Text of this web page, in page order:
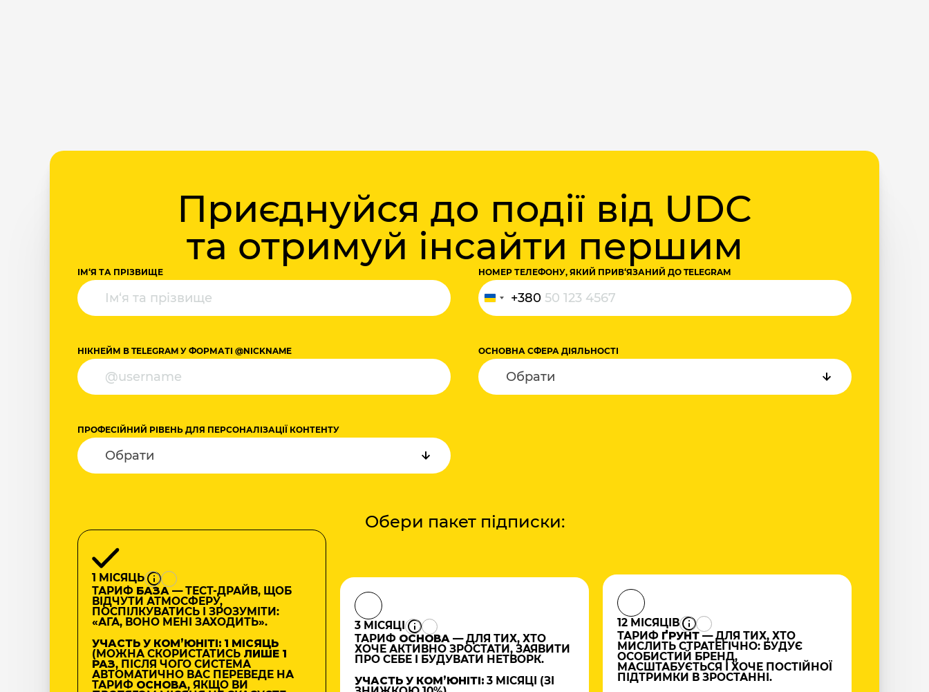
Приєднуйся до події від UDC
та отримуй інсайти першим
ІМ‘Я ТА ПРІЗВИЩЕ НОМЕР ТЕЛЕФОНУ, ЯКИЙ ПРИВ‘ЯЗАНИЙ ДО TELEGRAM
Україна
+380
+380
НІКНЕЙМ В TELEGRAM У ФОРМАТІ @NICKNAME ОСНОВНА СФЕРА ДІЯЛЬНОСТІ
ПРОФЕСІЙНИЙ РІВЕНЬ ДЛЯ ПЕРСОНАЛІЗАЦІЇ КОНТЕНТУ
Обери пакет підписки:
1 МІСЯЦЬ
ТАРИФ БАЗА— ТЕСТ-ДРАЙВ, ЩОБ
ВІДЧУТИ АТМОСФЕРУ,
ПОСПІЛКУВАТИСЬ І ЗРОЗУМІТИ:
«АГА, ВОНО МЕНІ ЗАХОДИТЬ».
УЧАСТЬ У КОМʼЮНІТІ: 1 МІСЯЦЬ
(МОЖНА СКОРИСТАТИСЬ ЛИШЕ 1
РАЗ, ПІСЛЯ ЧОГО СИСТЕМА
АВТОМАТИЧНО ВАС ПЕРЕВЕДЕ НА
ТАРИФ ОСНОВА, ЯКЩО ВИ
3 МІСЯЦІ
ТАРИФ ОСНОВА — ДЛЯ ТИХ, ХТО
ХОЧЕ АКТИВНО ЗРОСТАТИ, ЗАЯВИТИ
ПРО СЕБЕ І БУДУВАТИ НЕТВОРК.
УЧАСТЬ У КОМʼЮНІТІ: 3 МІСЯЦІ (ЗІ
12 МІСЯЦІВ
ТАРИФ ҐРУНТ— ДЛЯ ТИХ, ХТО
МИСЛИТЬ СТРАТЕГІЧНО: БУДУЄ
ОСОБИСТИЙ БРЕНД,
МАСШТАБУЄТЬСЯ І ХОЧЕ ПОСТІЙНОЇ
ПІДТРИМКИ В ЗРОСТАННІ.